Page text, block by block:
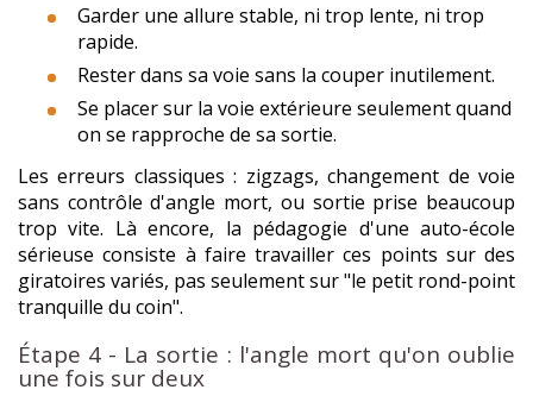
Garder une allure stable, ni trop lente, ni trop
rapide.
Rester dans sa voie sans la couper inutilement.
Se placer sur la voie extérieure seulement quand
on se rapproche de sa sortie.
Les erreurs classiques : zigzags, changement de voie
sans contrôle d'angle mort, ou sortie prise beaucoup
trop vite. Là encore, la pédagogie d'une auto-école
sérieuse consiste à faire travailler ces points sur des
giratoires variés, pas seulement sur "le petit rond-point
tranquille du coin".
Étape 4 - La sortie : l'angle mort qu'on oublie
une fois sur deux